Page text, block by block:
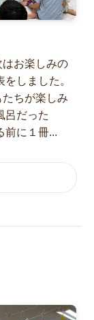
お楽しみの
しました。
ちが楽しみ
呂だった
前に１冊...